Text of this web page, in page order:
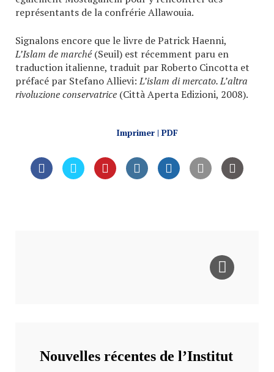
représentants de la confrérie Allawouia.
Signalons encore que le livre de Patrick Haenni,
L’Islam de marché(Seuil) est récemment paru en
traduction italienne, traduit par Roberto Cincotta et
préfacé par Stefano Allievi:L’islam di mercato. L’altra
rivoluzione conservatrice (Città Aperta Edizioni, 2008).
Imprimer | PDF
Nouvelles récentes de l’Institut